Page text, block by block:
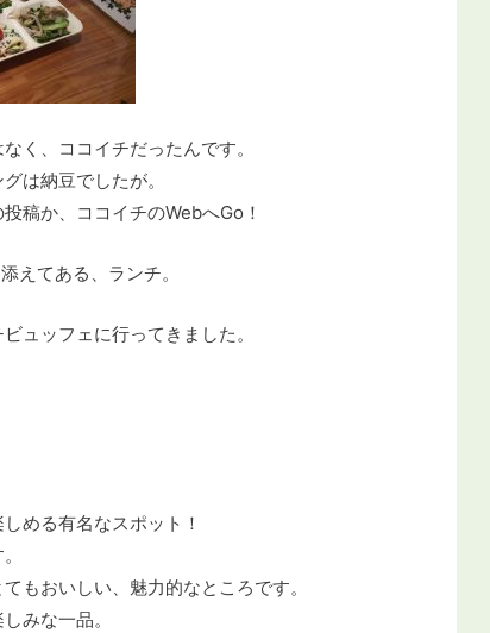
く、ココイチだったんです。
は納豆でしたが。
稿か、ココイチのWebへGo！
えてある、ランチ。
ュッフェに行ってきました。
める有名なスポット！
もおいしい、魅力的なところです。
みな一品。